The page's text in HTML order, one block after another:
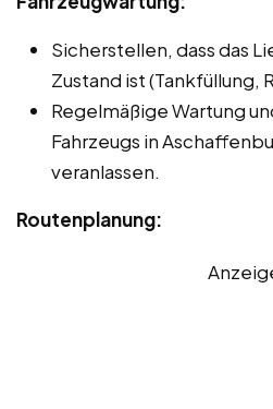
Sicherstellen, dass das
Zustand ist (Tankfüllung,
Regelmäßige Wartung
Fahrzeugs in
veranlassen.
Routenplanung: